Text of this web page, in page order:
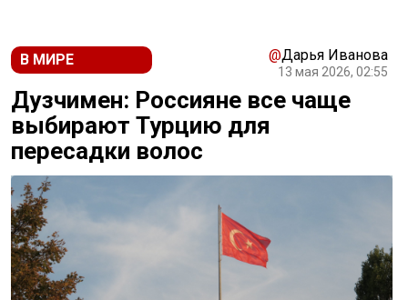
В МИРЕ @Дарья Иванова
13 мая 2026, 02:55
Дузчимен: Россияне все чаще
выбирают Турцию для
пересадки волос